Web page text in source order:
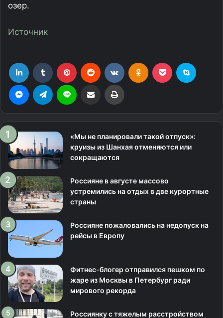
озер.
Источник
«Мы не планировали такой отпуск»:
круизы из Шанхая отменяются или
сокращаются
Россияне в августе массово
устремились на отдых в две курортные
страны
Россияне пожаловались на недопуск на
рейсы в Европу
Фитнес-блогер отправился пешком по
жаре из Москвы в Петербург ради
мирового рекорда
Россиянку с тяжелым расстройством